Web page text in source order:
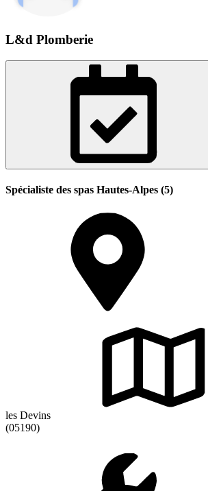
L&d Plomberie
Spécialiste des spas Hautes-Alpes (5)
les Devins
(05190)